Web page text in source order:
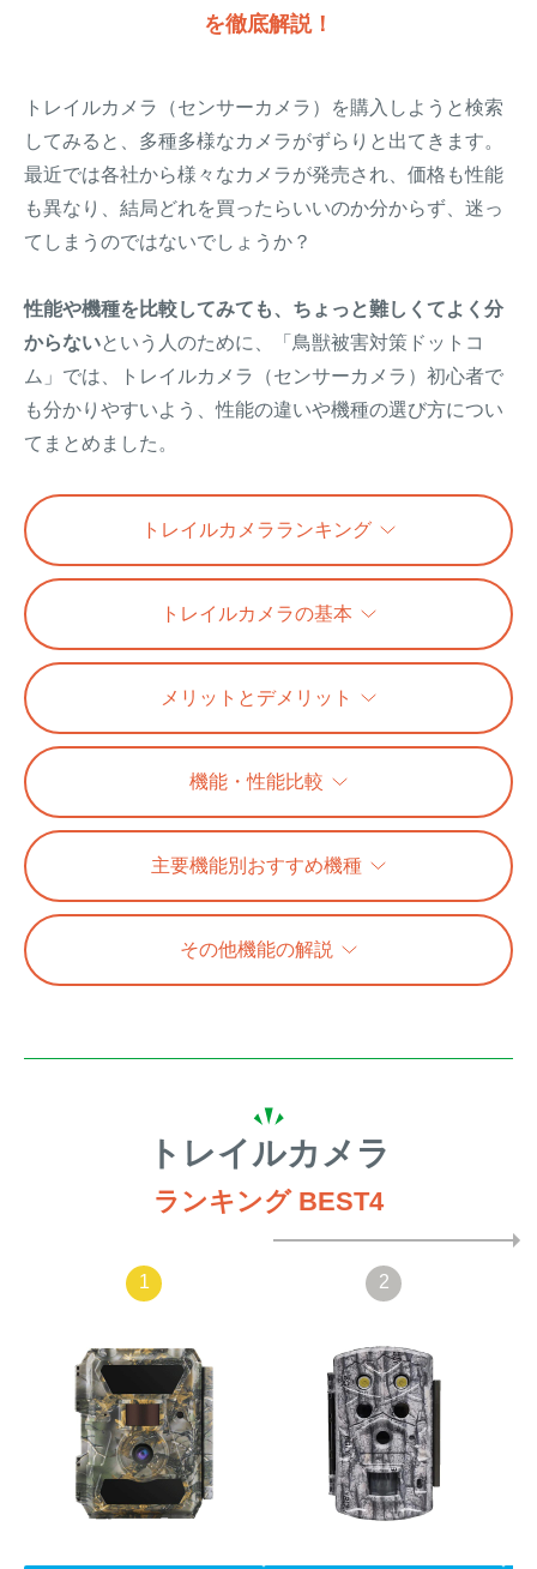
を徹底解説！
トレイルカメラ（センサーカメラ）を購入しようと検索
してみると、多種多様なカメラがずらりと出てきます。
最近では各社から様々なカメラが発売され、価格も性能
も異なり、結局どれを買ったらいいのか分からず、迷っ
てしまうのではないでしょうか？
性能や機種を比較してみても、ちょっと難しくてよく分
からないという人のために、「鳥獣被害対策ドットコ
ム」では、トレイルカメラ（センサーカメラ）初心者で
も分かりやすいよう、性能の違いや機種の選び方につい
てまとめました。
トレイルカメラランキング
トレイルカメラの基本
メリットとデメリット
機能・性能比較
主要機能別おすすめ機種
その他機能の解説
トレイルカメラ
ランキング BEST4
1 2
（ワイヤーメッシ
箱わな（イノシシ・シ
カ・サル等）
漁網
対象動物から選ぶ
動物の種類から対策商品を選ぶ
イノシシ対策
シカ対策
サル対策
クマ対策
アナグマ対策
キツネ対策
イタチ・テン・
マングース対策
ヌートリア対策
ネズミ・モグラ対策
ブラックバス・
閉じる